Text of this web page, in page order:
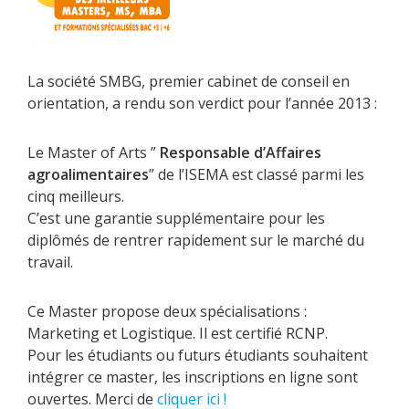
La société SMBG, premier cabinet de conseil en
orientation, a rendu son verdict pour l’année 2013 :
Le Master of Arts ” Responsable d’Affaires
agroalimentaires” de l’ISEMA est classé parmi les
cinq meilleurs.
C’est une garantie supplémentaire pour les
diplômés de rentrer rapidement sur le marché du
travail.
Ce Master propose deux spécialisations :
Marketing et Logistique. Il est certifié RCNP.
Pour les étudiants ou futurs étudiants souhaitent
intégrer ce master, les inscriptions en ligne sont
ouvertes. Merci de cliquer ici !